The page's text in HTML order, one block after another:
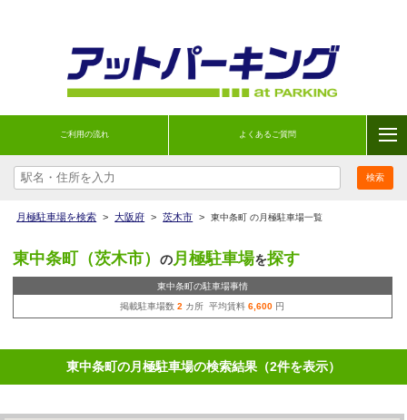
ご利用の流れ よくあるご質問
月極駐車場を検索 > 大阪府 > 茨木市 > 東中条町 の月極駐車場一覧
東中条町（茨木市） の月極駐車場を探す
東中条町の駐車場事情
掲載駐車場数2 カ所 平均賃料6,600 円
東中条町の月極駐車場の検索結果（2件を表示）